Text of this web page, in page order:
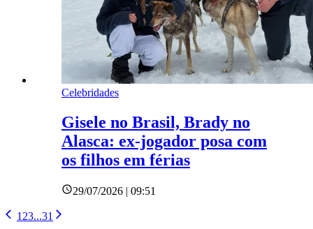
Celebridades
Gisele no Brasil, Brady no
Alasca: ex-jogador posa com
os filhos em férias
29/07/2026 | 09:51
1 23...31